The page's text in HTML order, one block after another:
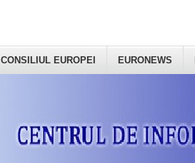
CONSILIUL EUROPEI EURONEWS